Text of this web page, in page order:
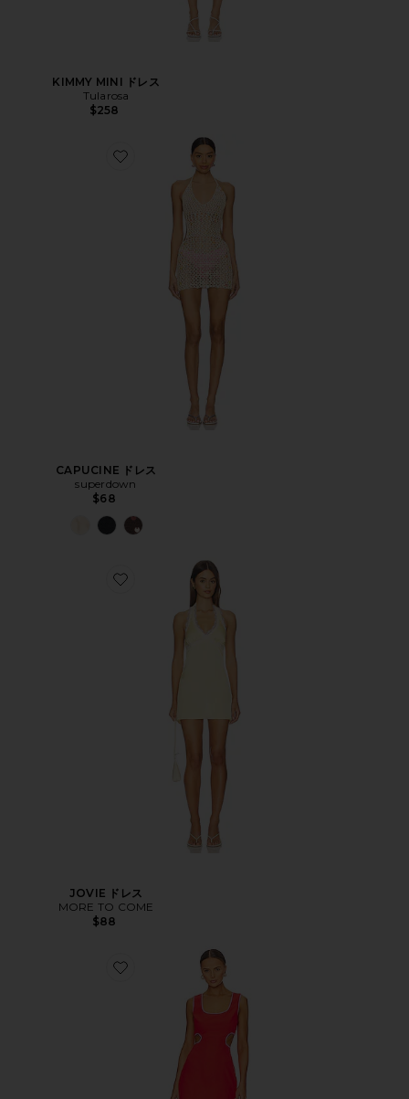
KIMMY MINI ドレス
Tularosa
$258
CAPUCINE ドレス
superdown
$68
JOVIE ドレス
MORE TO COME
$88